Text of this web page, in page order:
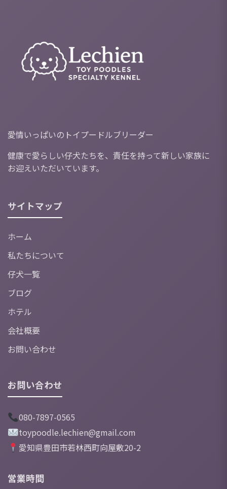
愛情いっぱいのトイプードルブリーダー
健康で愛らしい仔犬たちを、責任を持って新しい家族に
お迎えいただいています。
サイトマップ
ホーム
私たちについて
仔犬一覧
ブログ
ホテル
会社概要
お問い合わせ
お問い合わせ
080-7897-0565
toypoodle.lechien@gmail.com
愛知県豊田市若林西町向屋敷20-2
営業時間